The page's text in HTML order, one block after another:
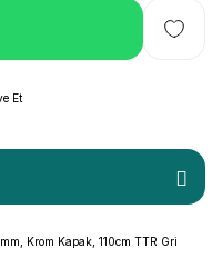
Et
Krom Kapak, 110cm TTR Gri